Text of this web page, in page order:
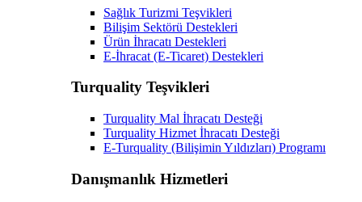
Sağlık Turizmi Teşvikleri
Bilişim Sektörü Destekleri
Ürün İhracatı Destekleri
E-İhracat (E-Ticaret) Destekleri
Turquality Teşvikleri
Turquality Mal İhracatı Desteği
Turquality Hizmet İhracatı Desteği
E-Turquality (Bilişimin Yıldızları) Programı
Danışmanlık Hizmetleri